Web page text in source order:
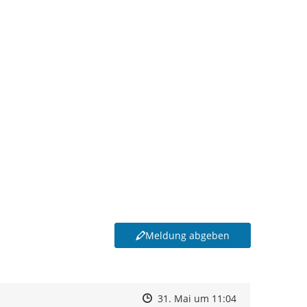
Meldung abgeben
Zeitpunkt des Erstellens
Zeitpunkt des Erstellens
31. Mai um 11:04Zur Äußerung